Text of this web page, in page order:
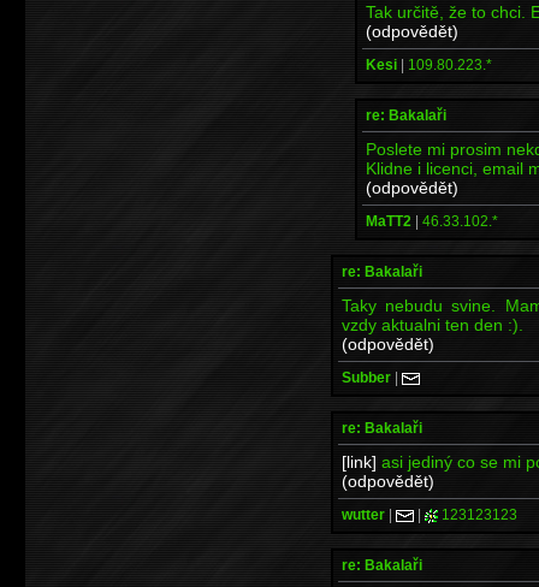
Tak určitě, že to chci.
(odpovědět)
Kesi | 109.80.223.*
re: Bakalaři
Poslete mi prosim
Klidne i licenci, email
(odpovědět)
MaTT2 | 46.33.102.*
re: Bakalaři
Taky nebudu svine.
vzdy aktualni ten den :).
(odpovědět)
Subber |
re: Bakalaři
[link] asi jediný co se mi
(odpovědět)
wutter | | 123123123
re: Bakalaři